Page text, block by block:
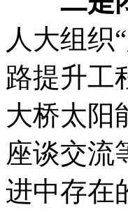
人大组织
路提升工
大桥太阳
座谈交流
进中存在